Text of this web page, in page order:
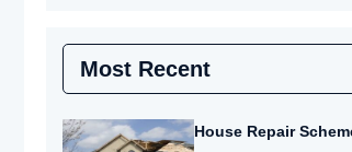
Most Recent
House Repair